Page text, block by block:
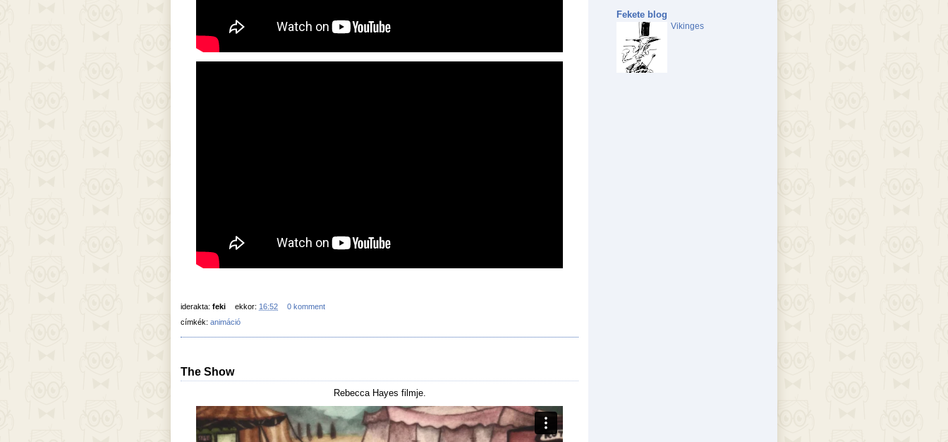
iderakta: feki ekkor: 16:52
0 komment
címkék: animáció
The Show
Rebecca Hayes filmje.
Fekete blog
Vikinges